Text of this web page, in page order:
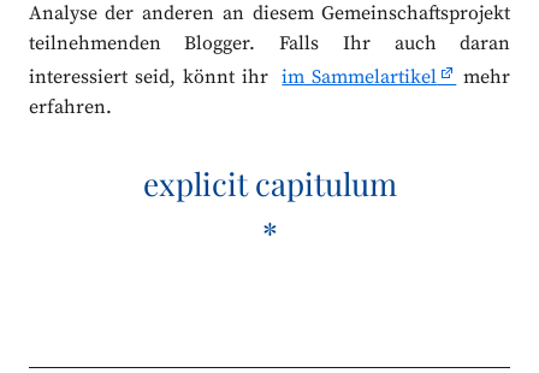
Analyse der anderen an diesem Gemeinschaftsprojekt
teilnehmenden Blogger. Falls Ihr auch daran
interessiert seid, könnt ihrim Sammelartikel
mehr
erfahren.
explicit capitulum
*